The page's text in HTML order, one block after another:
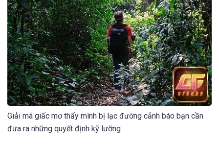
Giải mã giấc mơ thấy mình bị lạc đường cảnh báo bạn cần
đưa ra những quyết định kỹ lưỡng